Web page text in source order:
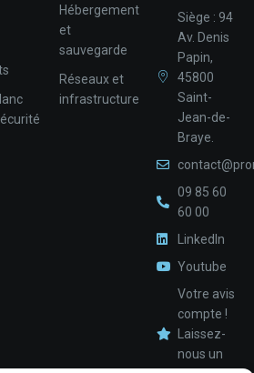
Hébergement
et
sauvegarde
Réseaux et
infrastructure
Siège : 94
Av. Denis
Papin,
45800
Saint-
Jean-de-
Braye.
09 85 60
60 00
LinkedIn
Youtube
Votre avis
compte !
Laissez-
nous un